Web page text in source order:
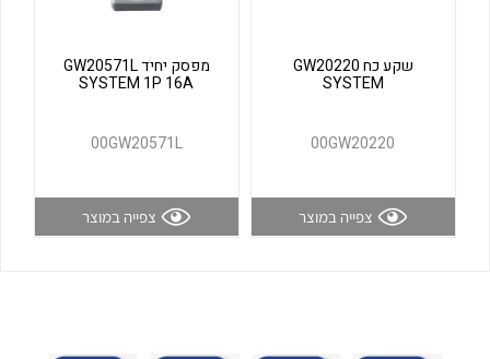
לכל מוצרי היצרן לכל מוצרי היצרן
שקע כח GW20220
SYSTEM
00GW20220
צפייה במוצר
מפסק יחיד GW20571L
SYSTEM 1P 16A
00GW20571L
צפייה במוצר